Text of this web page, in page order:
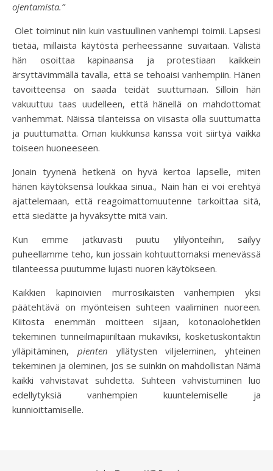
ojentamista.”
Olet toiminut niin kuin vastuullinen vanhempi toimii. Lapsesi
tietää, millaista käytöstä perheessänne suvaitaan. Välistä
hän osoittaa kapinaansa ja protestiaan kaikkein
ärsyttävimmällä tavalla, että se tehoaisi vanhempiin. Hänen
tavoitteensa on saada teidät suuttumaan. Silloin hän
vakuuttuu taas uudelleen, että hänellä on mahdottomat
vanhemmat. Näissä tilanteissa on viisasta olla suuttumatta
ja puuttumatta. Oman kiukkunsa kanssa voit siirtyä vaikka
toiseen huoneeseen.
Jonain tyynenä hetkenä on hyvä kertoa lapselle, miten
hänen käytöksensä loukkaa sinua., Näin hän ei voi erehtyä
ajattelemaan, että reagoimattomuutenne tarkoittaa sitä,
että siedätte ja hyväksytte mitä vain.
Kun emme jatkuvasti puutu ylilyönteihin, säilyy
puheellamme teho, kun jossain kohtuuttomaksi menevässä
tilanteessa puutumme lujasti nuoren käytökseen.
Kaikkien kapinoivien murrosikäisten vanhempien yksi
päätehtävä on myönteisen suhteen vaaliminen nuoreen.
Kiitosta enemmän moitteen sijaan, kotonaolohetkien
tekeminen tunneilmapiiriltään mukaviksi, kosketuskontaktin
ylläpitäminen, pienten yllätysten viljeleminen, yhteinen
tekeminen ja oleminen, jos se suinkin on mahdollistan Nämä
kaikki vahvistavat suhdetta. Suhteen vahvistuminen luo
edellytyksiä vanhempien kuuntelemiselle ja
kunnioittamiselle.